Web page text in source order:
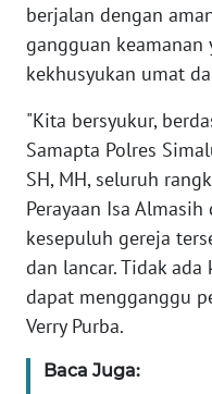
berjalan dengan
gangguan
kekhusyukan umat
"Kita bersyukur,
Samapta Polres
SH, MH, seluruh
Perayaan Isa
kesepuluh gereja
dan lancar. Tidak
dapat mengganggu
Verry Purba.
Baca Juga:
WN
BENGKULU
WN
LAMPUNG
WN
JATENG
NUSANTARA
WN